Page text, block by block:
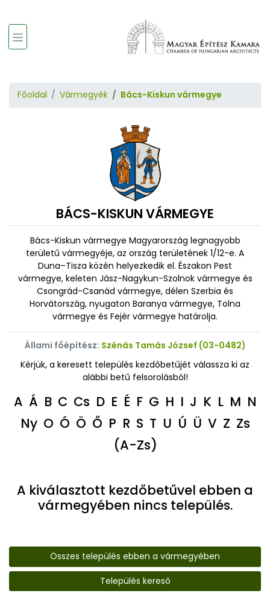
Főoldal Vármegyék Bács-Kiskun vármegye
BÁCS-KISKUN VÁRMEGYE
Bács-Kiskun vármegye Magyarország legnagyobb
területű vármegyéje, az ország területének 1/12-e. A
Duna–Tisza közén helyezkedik el. Északon Pest
vármegye, keleten Jász-Nagykun-Szolnok vármegye és
Csongrád-Csanád vármegye, délen Szerbia és
Horvátország, nyugaton Baranya vármegye, Tolna
vármegye és Fejér vármegye határolja.
Állami főépítész: Szénás Tamás József (03-0482)
Kérjük, a keresett település kezdőbetűjét válassza ki az
alábbi betű felsorolásból!
A Á B C Cs D E É F G H I J K L M N
Ny O Ó Ö Ő P R S T U Ú Ü V Z Zs
(A-Zs)
A kiválasztott kezdőbetűvel ebben a
vármegyében nincs település.
Összes település ebben a vármegyében
Település kereső